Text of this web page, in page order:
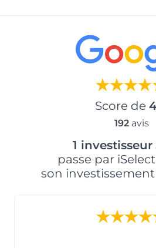
Score de
192avis
1 investisseur
passe par
son